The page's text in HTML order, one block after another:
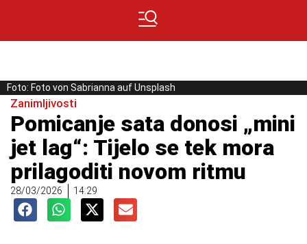
Foto: Foto von Sabrianna auf Unsplash
Zanimljivosti
Pomicanje sata donosi „mini
jet lag“: Tijelo se tek mora
prilagoditi novom ritmu
28/03/2026 14:29